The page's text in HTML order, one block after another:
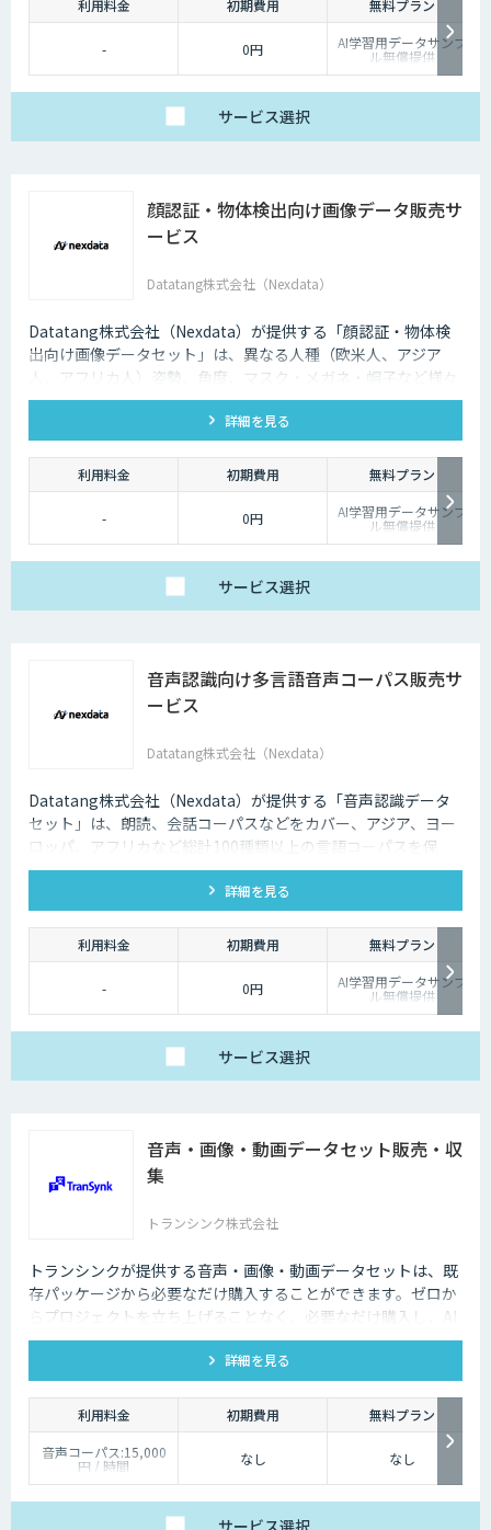
利用料金 初期費用 無料プラン
- 0円 AI学習用データサンプ
ル無償提供
サービス選択
顔認証・物体検出向け画像データ販売サ
ービス
Datatang株式会社（Nexdata）
Datatang株式会社（Nexdata）が提供する「顔認証・物体検
出向け画像データセット」は、異なる人種（欧米人、アジア
人、アフリカ人）姿勢、角度、マスク・メガネ・帽子など様々
な状況をカバー、総計500万枚を超えています。
詳細を見る
利用料金 初期費用 無料プラン
- 0円 AI学習用データサンプ
ル無償提供
サービス選択
音声認識向け多言語音声コーパス販売サ
ービス
Datatang株式会社（Nexdata）
Datatang株式会社（Nexdata）が提供する「音声認識データ
セット」は、朗読、会話コーパスなどをカバー、アジア、ヨー
ロッパ、アフリカなど総計100種類以上の言語コーパスを保
有、様々な音声認識・合成タスクに対応可能です。
詳細を見る
利用料金 初期費用 無料プラン
- 0円 AI学習用データサンプ
ル無償提供
サービス選択
音声・画像・動画データセット販売・収
集
トランシンク株式会社
トランシンクが提供する音声・画像・動画データセットは、既
存パッケージから必要なだけ購入することができます。ゼロか
らプロジェクトを立ち上げることなく、必要なだけ購入し、AI
モデルの開発ができます。
詳細を見る
利用料金 初期費用
無料プラン
音声コーパス:15,000
円 / 時間
人物写真画像収集:300
なし なし